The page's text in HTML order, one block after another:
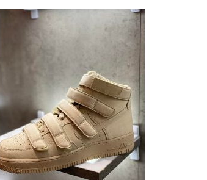
Add to